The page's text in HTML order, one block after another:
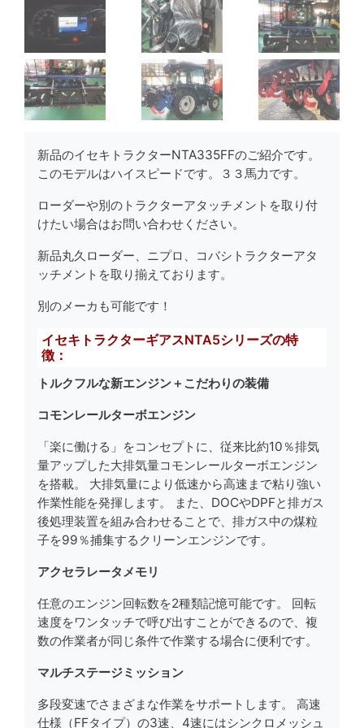
新品のイセキトラクターNTA335FFのご紹介です。
このモデルはハイスピードです。３３馬力です。
ローダーや別のトラクターアタッチメントを取り付
けたい場合はお問い合わせください。
新品丸久ローダー、ニプロ、コバシトラクターアタ
ッチメントを取り揃えております。
別のメーカも可能です！
イセキトラクターギアスNTA5シリーズの特
徴：
トルクフルな新エンジン＋こだわりの装備
コモンレールターボエンジン
「楽に働ける」をコンセプトに、従来比約10％排気
量アップした大排気量コモンレールターボエンジン
を搭載。 大排気量により低速から高速まで粘り強い
作業性能を発揮します。 また、DOCやDPFと排ガス
後処理装置を組み合わせることで、排ガス中の煤粒
子を99％捕集するクリーンエンジンです。
アクセラレータメモリ
任意のエンジン回転数を2種類記憶可能です。 回転
速度をワンタッチで呼び出すことができるので、複
数の作業者が同じ条件で作業する場合に便利です。
マルチステージミッション
多段変速でさまざまな作業をサポートします。 高速
仕様（FFタイプ）の3速、4速にはシンクロメッシュ